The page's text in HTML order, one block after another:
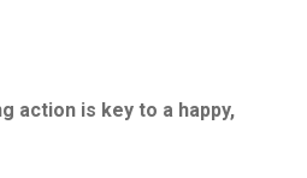
action is key to a happy,